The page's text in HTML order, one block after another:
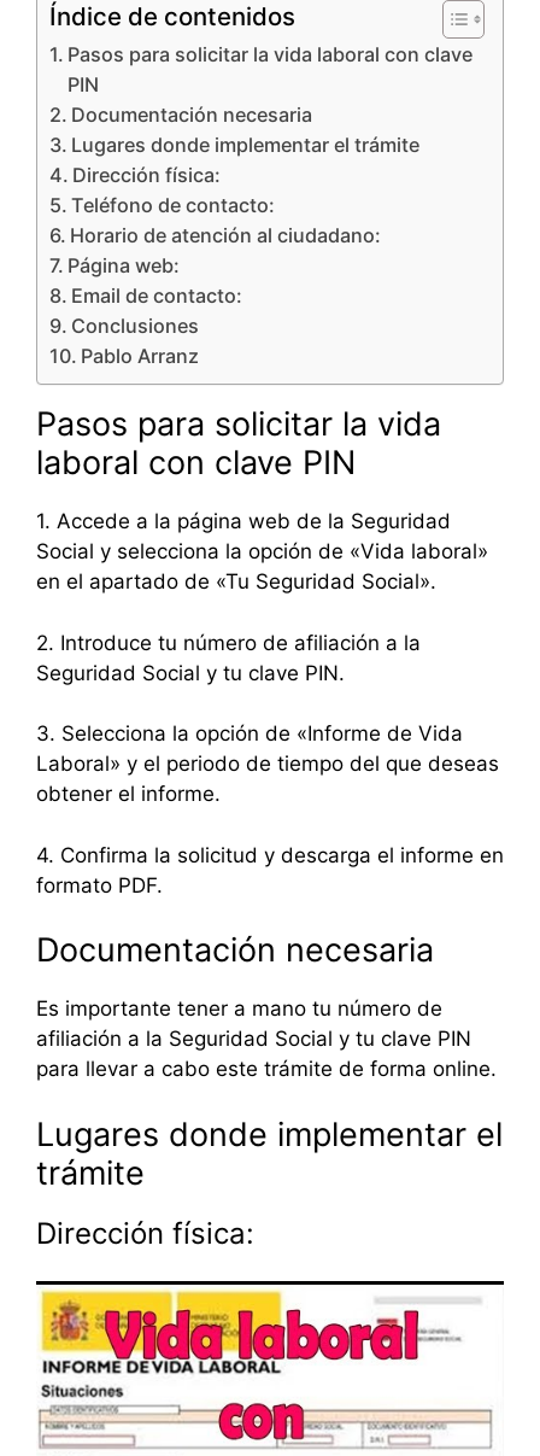
Índice de contenidos
Pasos para solicitar la vida laboral con clave
PIN
Documentación necesaria
Lugares donde implementar el trámite
Dirección física:
Teléfono de contacto:
Horario de atención al ciudadano:
Página web:
Email de contacto:
Conclusiones
Pablo Arranz
Pasos para solicitar la vida
laboral con clave PIN
1. Accede a la página web de la Seguridad
Social y selecciona la opción de «Vida laboral»
en el apartado de «Tu Seguridad Social».
2. Introduce tu número de afiliación a la
Seguridad Social y tu clave PIN.
3. Selecciona la opción de «Informe de Vida
Laboral» y el periodo de tiempo del que deseas
obtener el informe.
4. Confirma la solicitud y descarga el informe en
formato PDF.
Documentación necesaria
Es importante tener a mano tu número de
afiliación a la Seguridad Social y tu clave PIN
para llevar a cabo este trámite de forma online.
Lugares donde implementar el
trámite
Dirección física: